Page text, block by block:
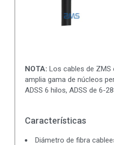
NOTA: Los cables de ZMS
amplia gama de núcleos
ADSS 6 hilos, ADSS de 6-
Características
Diámetro de fibra